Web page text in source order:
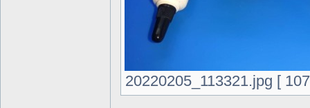
20220205_113321.jpg [